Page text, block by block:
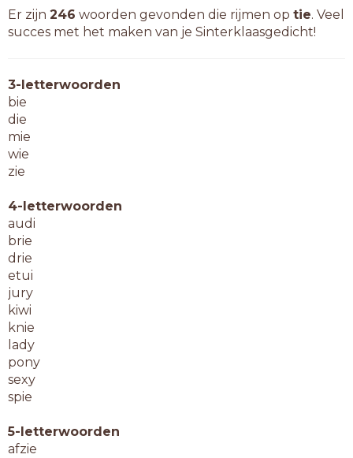
Er zijn 246 woorden gevonden die rijmen op tie. Veel
succes met het maken van je Sinterklaasgedicht!
3-letterwoorden
bie
die
mie
wie
zie
4-letterwoorden
audi
brie
drie
etui
jury
kiwi
knie
lady
pony
sexy
spie
5-letterwoorden
afzie